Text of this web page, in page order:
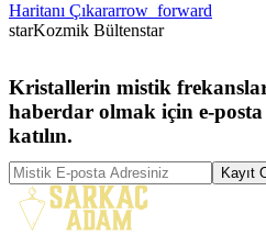
Haritanı Çıkararrow_forward
starKozmik Bültenstar
Kristallerin mistik
haberdar olmak için e-
katılın.
Kayıt